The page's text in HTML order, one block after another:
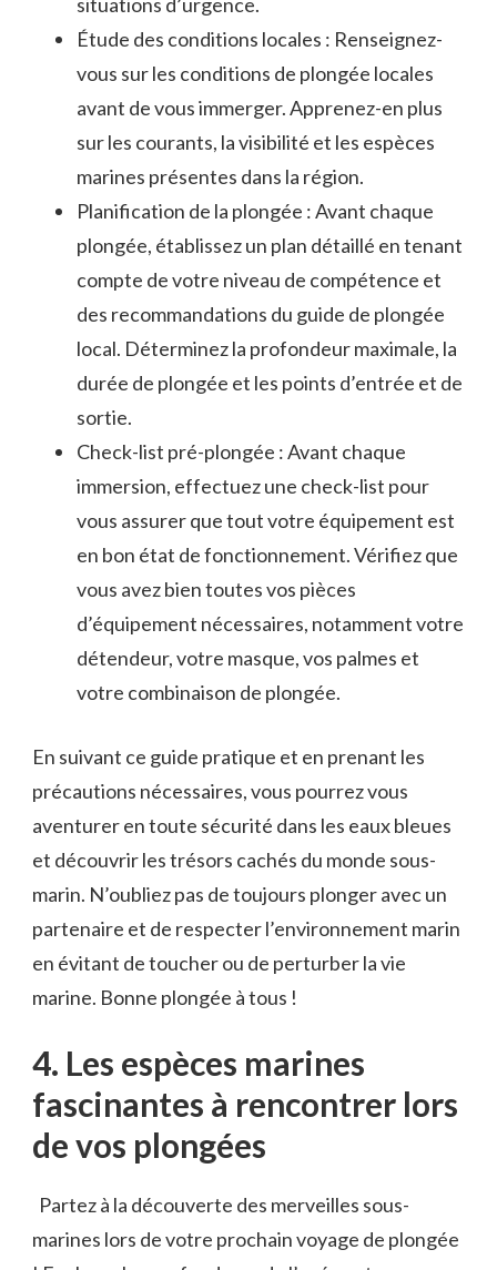
Étude des conditions locales‍ : ‌Renseignez-
vous sur les conditions de plongée locales
avant de vous immerger. Apprenez-en plus
sur les⁤ courants, ‌la visibilité et les espèces
marines présentes ⁤dans la région.
Planification de la ⁣plongée : Avant chaque
plongée, établissez un plan détaillé en tenant
compte de votre niveau de ⁣compétence et
des recommandations du ‌guide de‌ plongée
local. Déterminez la profondeur ⁣maximale, la
durée de plongée‍ et les points d’entrée et ⁣de
sortie.
Check-list pré-plongée : Avant chaque
immersion, effectuez une check-list pour
vous assurer que ‌tout votre ⁣équipement est
en bon état de fonctionnement. Vérifiez que
vous avez bien toutes​ vos pièces
d’équipement ‌nécessaires, notamment votre⁤
détendeur, votre masque, vos palmes et
votre combinaison⁣ de plongée.
En suivant ce guide pratique et ⁢en prenant les
précautions nécessaires, vous⁢ pourrez vous
aventurer en toute sécurité dans les eaux bleues‌
et ‌découvrir les trésors⁣ cachés du monde sous-
marin. N’oubliez ‍pas de toujours plonger avec un
partenaire⁢ et ‌de respecter ⁤l’environnement marin
en évitant de‌ toucher ou de perturber la vie
⁢marine. Bonne plongée à tous​ !
4. Les espèces marines
fascinantes à rencontrer lors
de ‍vos plongées
⁢ ⁢ Partez à la⁤ découverte⁢ des merveilles sous-
marines lors de votre prochain voyage de plongée⁢